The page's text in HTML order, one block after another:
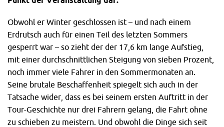
Obwohl er Winter geschlossen ist – und nach einem
Erdrutsch auch für einen Teil des letzten Sommers
gesperrt war – so zieht der der 17,6 km lange Aufstieg,
mit einer durchschnittlichen Steigung von sieben Prozent,
noch immer viele Fahrer in den Sommermonaten an.
Seine brutale Beschaffenheit spiegelt sich auch in der
Tatsache wider, dass es bei seinem ersten Auftritt in der
Tour-Geschichte nur drei Fahrern gelang, die Fahrt ohne
zu schieben zu meistern. Und obwohl die Dinge sich seit